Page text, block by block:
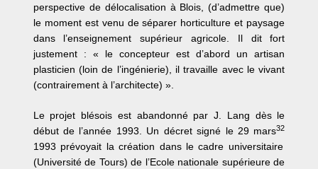
perspective de délocalisation à Blois, (d’admettre que)
le moment est venu de séparer horticulture et paysage
dans l’enseignement supérieur agricole. Il dit fort
justement : « le concepteur est d’abord un artisan
plasticien (loin de l’ingénierie), il travaille avec le vivant
(contrairement à l’architecte) ».
Le projet blésois est abandonné par J. Lang dès le
début de l’année 1993. Un décret signé le 29 mars32
1993 prévoyait la création dans le cadre universitaire
(Université de Tours) de l’Ecole nationale supérieure de